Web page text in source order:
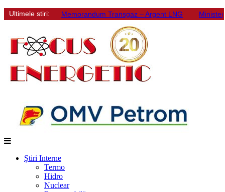
Ultimele stiri: Memorandum Transgaz – Argent LNG
Știri Interne
Termo
Hidro
Nuclear